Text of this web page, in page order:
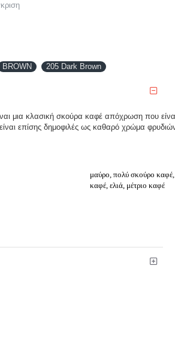
BROWN 205 Dark Brown
μια κλασική σκούρα καφέ απόχρωση που
επίσης δημοφιλές ως καθαρό χρώμα
μαύρο, πολύ σκούρο
καφέ, ελιά, μέτριο καφέ